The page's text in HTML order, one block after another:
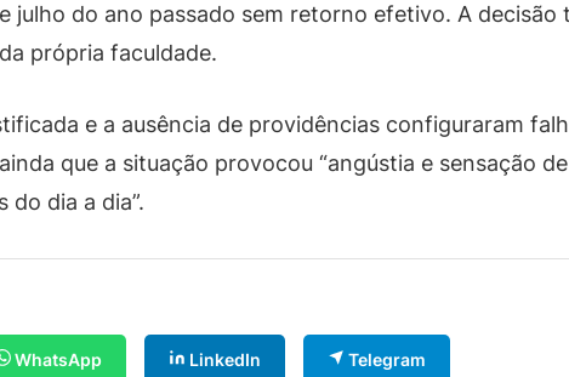
julho do ano passado sem retorno efetivo. A
própria faculdade.
e a ausência de providências configuraram
que a situação provocou “angústia e sensação
dia a dia”.
WhatsApp LinkedIn Telegram